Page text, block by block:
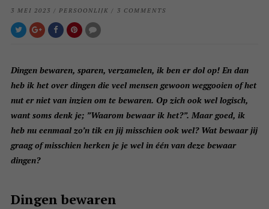
3 MEI 2023 / PERSOONLIJK / 3 COMMENTS
Dingen bewaren, sparen, verzamelen, ik ben er dol op! En dan
heb ik het over dingen die veel mensen gewoon weggooien of het
nut er niet van inzien om te bewaren. Op zich ook wel logisch,
want soms denk je; ”Waarom bewaar ik het?”. Maar goed, ik
heb nu eenmaal zo’n tik en jij misschien ook wel? Wat bewaar jij
graag of misschien herken je je wel in één van deze bewaar
dingen?
Dingen bewaren